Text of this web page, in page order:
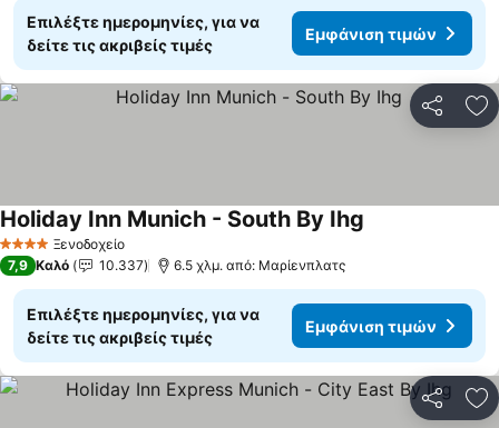
Επιλέξτε ημερομηνίες, για να
δείτε τις ακριβείς τιμές
Εμφάνιση τιμών
4 ΑστέριαΞενοδοχείο
Holiday Inn Munich - South By Ihg
7,9 Καλό 10.337 6.5 χλμ. από: Μαρίενπλατς
Επιλέξτε ημερομηνίες, για να
δείτε τις ακριβείς τιμές
Εμφάνιση τιμών